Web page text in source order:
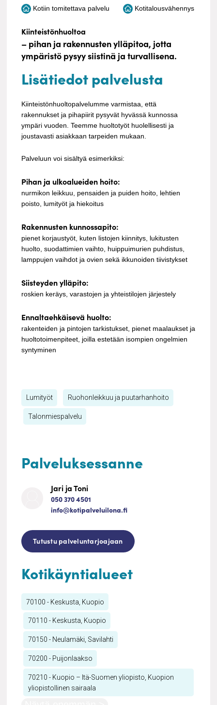
Kotiin tomitettava palvelu Kotitalousvähennys
Kiinteistönhuoltoa
– pihan ja rakennusten ylläpitoa, jotta
ympäristö pysyy siistinä ja turvallisena.
Lisätiedot palvelusta
Kiinteistönhuoltopalvelumme varmistaa, että
rakennukset ja pihapiirit pysyvät hyvässä kunnossa
ympäri vuoden. Teemme huoltotyöt huolellisesti ja
joustavasti asiakkaan tarpeiden mukaan.
Palveluun voi sisältyä esimerkiksi:
Pihan ja ulkoalueiden hoito:
nurmikon leikkuu, pensaiden ja puiden hoito, lehtien
poisto, lumityöt ja hiekoitus
Rakennusten kunnossapito:
pienet korjaustyöt, kuten listojen kiinnitys, lukitusten
huolto, suodattimien vaihto, huippuimurien puhdistus,
lamppujen vaihdot ja ovien sekä ikkunoiden tiivistykset
Siisteyden ylläpito:
roskien keräys, varastojen ja yhteistilojen järjestely
Ennaltaehkäisevä huolto:
rakenteiden ja pintojen tarkistukset, pienet maalaukset ja
huoltotoimenpiteet, joilla estetään isompien ongelmien
syntyminen
Lumityöt Ruohonleikkuu ja puutarhanhoito
Talonmiespalvelu
Palveluksessanne
Jari ja Toni
050 370 4501
info@kotipalveluilona.fi
Tutustu palveluntarjoajaan
Kotikäyntialueet
70100 - Keskusta, Kuopio
70110 - Keskusta, Kuopio
70150 - Neulamäki, Savilahti
70200 - Puijonlaakso
70210 - Kuopio – Itä-Suomen yliopisto, Kuopion
yliopistollinen sairaala